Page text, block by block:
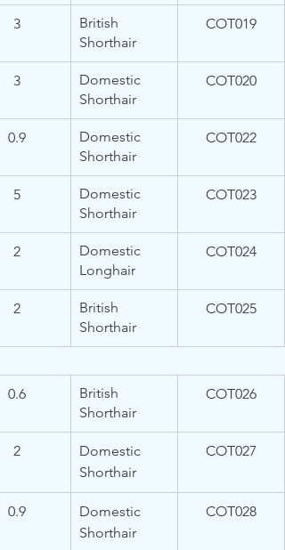
COT019
British
Shorthair
3
COT020
Domestic
Shorthair
3
COT022
Domestic
Shorthair
0.9
COT023
Domestic
Shorthair
5
COT024
Domestic
Longhair
2
COT025
British
Shorthair
2
COT026
British
Shorthair
0.6
COT027
Domestic
Shorthair
2
COT028
Domestic
Shorthair
0.9